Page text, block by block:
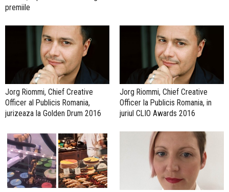
premiile
Jorg Riommi, Chief Creative
Officer al Publicis Romania,
jurizeaza la Golden Drum 2016
Jorg Riommi, Chief Creative
Officer la Publicis Romania, in
juriul CLIO Awards 2016